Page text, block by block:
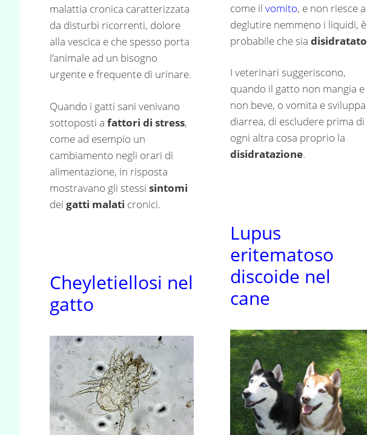
malattia cronica caratterizzata
da disturbi ricorrenti, dolore
alla vescica e che spesso porta
l’animale ad un bisogno
urgente e frequente di urinare.
Quando i gatti sani venivano
sottoposti a fattori di stress,
come ad esempio un
cambiamento negli orari di
alimentazione, in risposta
mostravano gli stessi sintomi
dei gatti malati cronici.
come ilvomito, e non riesce a
deglutire nemmeno i liquidi, è
probabile che siadisidratato
I veterinari suggeriscono,
quando il gatto non mangia e
non beve, o vomita e sviluppa
diarrea, di escludere prima di
ogni altra cosa proprio la
disidratazione.
Lupus
eritematoso
discoide nel
cane
Cheyletiellosi nel
gatto